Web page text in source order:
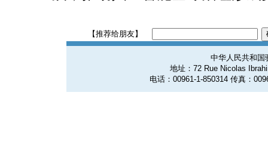
【推荐给朋友】
中华人民共和国
地址：72 Rue Nicolas
电话：00961-1-850314 传真：